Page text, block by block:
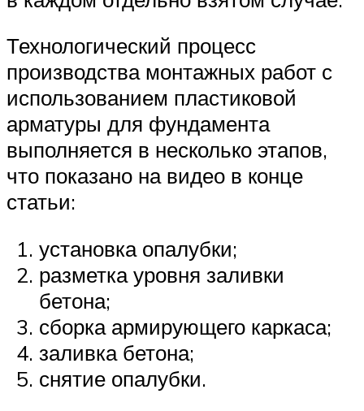
Технологический процесс
производства монтажных работ с
использованием пластиковой
арматуры для фундамента
выполняется в несколько этапов,
что показано на видео в конце
статьи:
установка опалубки;
разметка уровня заливки
бетона;
сборка армирующего каркаса;
заливка бетона;
снятие опалубки.